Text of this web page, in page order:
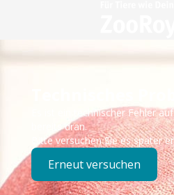
Technisches
Es ist ein technischer Fehler
bereits dran.
Bitte versuchen Sie es später
Erneut versuchen